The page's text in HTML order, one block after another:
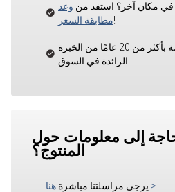
مكان آخر؟ استفد من وعد
مطابقة السعر!
جودة موثوقة مدعومة بأكثر من 20 عامًا من الخبرة
الرائدة في السوق
إلى معلومات حول
المنتوج؟
يرجى مراسلتنا مباشرة هنا >